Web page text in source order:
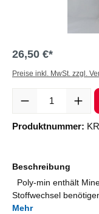
26,50 €*
Preise inkl. MwSt. zzgl.
Produkt Anzahl: Gib
Produktnummer:
Beschreibung
Poly-min enthält
Stoffwechsel
Mehr